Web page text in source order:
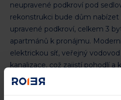
neupravené podkroví pod
rekonstrukci bude dům nabízet
upravené podkroví, celkem 3
apartmánů k pronájmu.
elektrickou síť, veřejný
kanalizace, což zajistí pohodlí
obyvatele.